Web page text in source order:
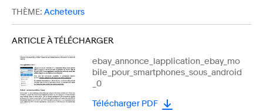
THÈME: Acheteurs
ARTICLE À TÉLÉCHARGER
ebay_annonce_lapplication_ebay_mo
bile_pour_smartphones_sous_android
_0
Télécharger PDF